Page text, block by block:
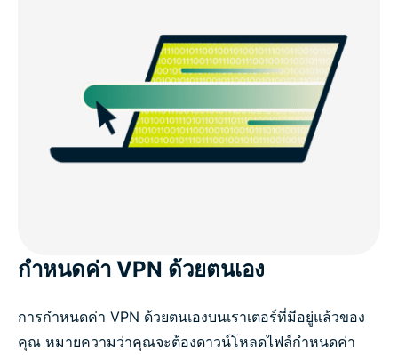
กำหนดค่า VPN ด้วยตนเอง
การกำหนดค่า VPN ด้วยตนเองบนเราเตอร์ที่มีอยู่แล้วของ
คุณ หมายความว่าคุณจะต้องดาวน์โหลดไฟล์กำหนดค่า